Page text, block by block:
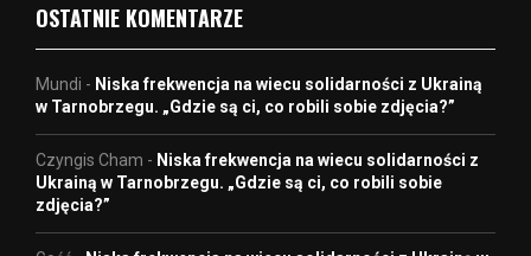
OSTATNIE KOMENTARZE
Mundi - Niska frekwencja na wiecu solidarności z Ukrainą
w Tarnobrzegu. „Gdzie są ci, co robili sobie zdjęcia?”
Czyngis Cham - Niska frekwencja na wiecu solidarności z
Ukrainą w Tarnobrzegu. „Gdzie są ci, co robili sobie
zdjęcia?”